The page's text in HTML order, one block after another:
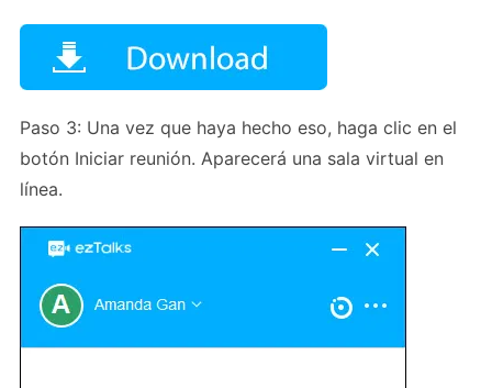
Paso 3: Una vez que haya hecho eso, haga clic en el
botón Iniciar reunión. Aparecerá una sala virtual en
línea.